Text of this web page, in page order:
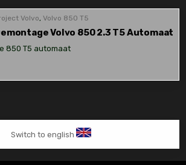
Volvo,Volvo 850 T5
Volvo 850 2.3 T5 Automaat
850 T5 automaat
Switch to english